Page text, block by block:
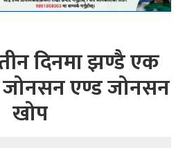
दिनमा झण्डै एक
एण्ड जोनसन
खोप